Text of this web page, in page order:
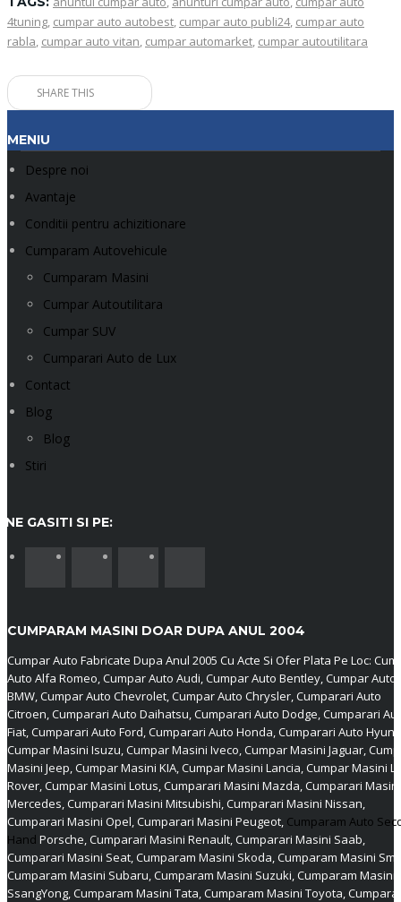
4tuning, cumpar auto autobest, cumpar auto publi24, cumpar auto
rabla, cumpar auto vitan, cumpar automarket, cumpar autoutilitara
SHARE THIS
MENIU
Despre noi
Avantaje
Conditii pentru achizitionare
Cumparam Autovehicule
Cumparam Masini
Cumpar Autoutilitara
Cumpar SUV
Cumparari Auto de Lux
Contact
Blog
Blog
Stiri
NE GASITI SI PE:
CUMPARAM MASINI DOAR DUPA ANUL 2004
Cumpar Auto Fabricate Dupa Anul 2005 Cu Acte Si Ofer Plata Pe Loc:
Auto Alfa Romeo, Cumpar Auto Audi, Cumpar Auto Bentley, Cumpar Auto
BMW, Cumpar Auto Chevrolet, Cumpar Auto Chrysler, Cumparari Auto
Citroen, Cumparari Auto Daihatsu, Cumparari Auto Dodge, Cumparari
Fiat, Cumparari Auto Ford, Cumparari Auto Honda, Cumparari Auto
Cumpar Masini Isuzu, Cumpar Masini Iveco, Cumpar Masini Jaguar,
Masini Jeep, Cumpar Masini KIA, Cumpar Masini Lancia, Cumpar Masini
Rover, Cumpar Masini Lotus, Cumparari Masini Mazda, Cumparari Masini
Mercedes, Cumparari Masini Mitsubishi, Cumparari Masini Nissan,
Cumparari Masini Opel, Cumparari Masini Peugeot, Cumparam Auto
Hand Porsche, Cumparari Masini Renault, Cumparari Masini Saab,
Cumparari Masini Seat, Cumparam Masini Skoda, Cumparam Masini
Cumparam Masini Subaru, Cumparam Masini Suzuki, Cumparam Masini
SsangYong, Cumparam Masini Tata, Cumparam Masini Toyota,